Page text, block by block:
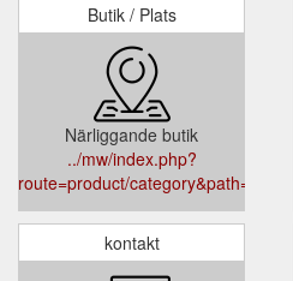
Butik / Plats
Närliggande butik
../mw/index.php?
route=product/category&path=17
kontakt